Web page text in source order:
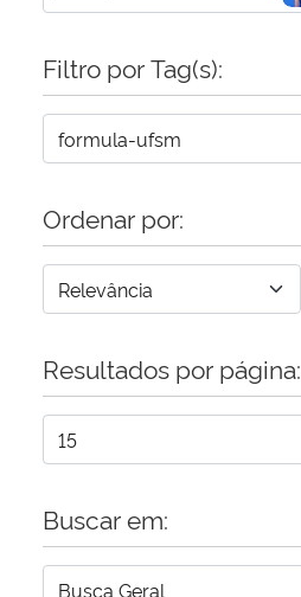
Filtro por Tag(s):
Ordenar por:
Resultados por página:
Buscar em: